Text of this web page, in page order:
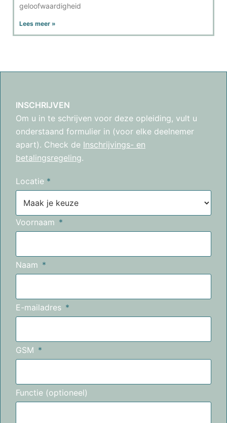
geloofwaardigheid
Lees meer »
INSCHRIJVEN
Om u in te schrijven voor deze opleiding, vult u
onderstaand formulier in (voor elke deelnemer
apart). Check de Inschrijvings- en
betalingsregeling.
Locatie *
Voornaam
Naam
E-mailadres
GSM
Functie (optioneel)